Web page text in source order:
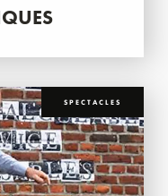
SPECTACLES